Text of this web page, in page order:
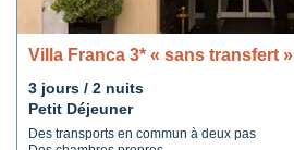
Villa Franca 3* « sans transfert »
3 jours / 2 nuits
Petit Déjeuner
Des transports en commun à deux pas